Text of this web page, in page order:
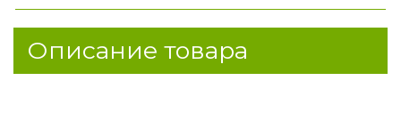
Описание товара